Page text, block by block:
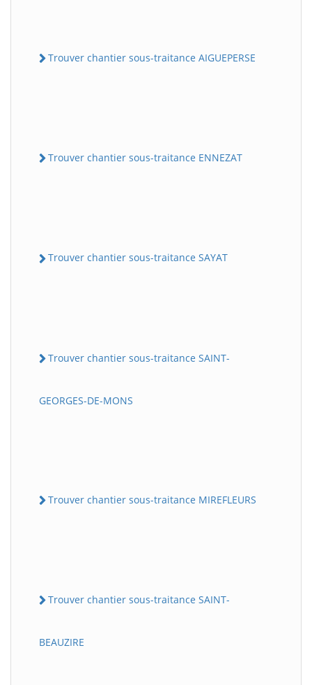
Trouver chantier sous-traitance AIGUEPERSE
Trouver chantier sous-traitance ENNEZAT
Trouver chantier sous-traitance SAYAT
Trouver chantier sous-traitance SAINT-
GEORGES-DE-MONS
Trouver chantier sous-traitance MIREFLEURS
Trouver chantier sous-traitance SAINT-
BEAUZIRE